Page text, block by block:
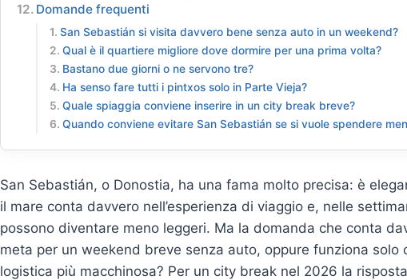
Domande frequenti
San Sebastián si visita davvero bene senza auto in un weekend?
Qual è il quartiere migliore dove dormire per una prima volta?
Bastano due giorni o ne servono tre?
Ha senso fare tutti i pintxos solo in Parte Vieja?
Quale spiaggia conviene inserire in un city break breve?
Quando conviene evitare San Sebastián se si vuole spendere
San Sebastián, o Donostia, ha una fama molto precisa: è
il mare conta davvero nell’esperienza di viaggio e, nelle
possono diventare meno leggeri. Ma la domanda che conta
meta per un weekend breve senza auto, oppure funziona solo
logistica più macchinosa? Per un city break nel 2026 la